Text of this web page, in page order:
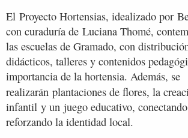
El Proyecto Hortensias, idealizado por
con curaduría de Luciana Thomé,
las escuelas de Gramado, con
didácticos, talleres y contenidos
importancia de la hortensia. Además, se
realizarán plantaciones de flores, la
infantil y un juego educativo,
reforzando la identidad local.